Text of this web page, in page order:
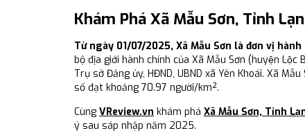
Khám Phá Xã Mẫu Sơn, Tỉnh
Từ ngày 01/07/2025, Xã Mẫu Sơn là đơn vị
bộ địa giới hành chính của Xã Mẫu Sơn (huyện
Trụ sở Đảng ủy, HĐND, UBND xã Yên Khoái. Xã
số đạt khoảng 70.97 người/km².
Cùng VReview.vn khám phá Xã Mẫu Sơn, Tỉnh
ý sau sáp nhập năm 2025.